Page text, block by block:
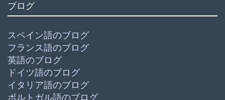
ブログ
スペイン語のブログ
フランス語のブログ
英語のブログ
ドイツ語のブログ
イタリア語のブログ
ポルトガル語のブログ